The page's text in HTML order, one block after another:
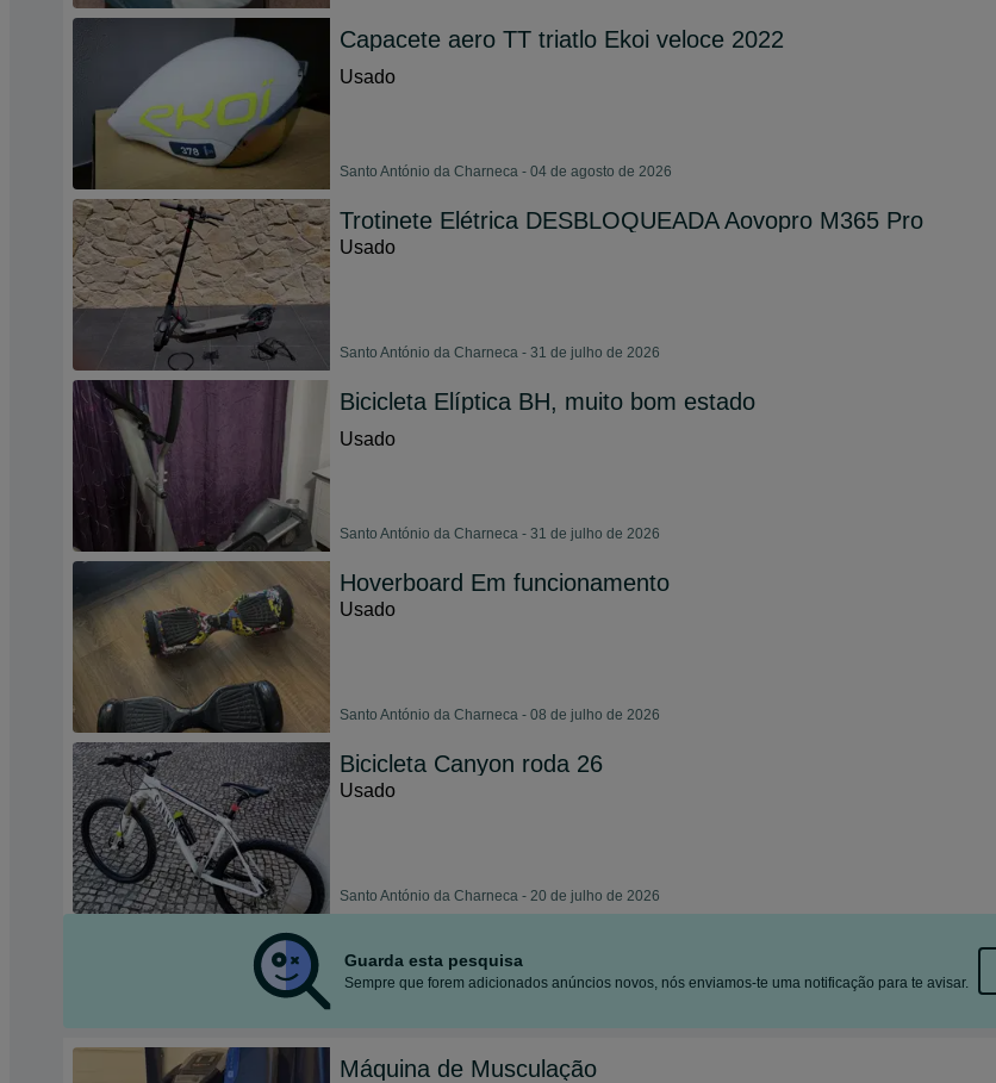
Capacete aero TT triatlo Ekoi veloce 2022
Usado
Santo António da Charneca - 04 de agosto de 2026
Trotinete Elétrica DESBLOQUEADA Aovopro M365 Pro
Usado
Santo António da Charneca - 31 de julho de 2026
Bicicleta Elíptica BH, muito bom estado
Usado
Santo António da Charneca - 31 de julho de 2026
Hoverboard Em funcionamento
Usado
Santo António da Charneca - 08 de julho de 2026
Bicicleta Canyon roda 26
Usado
Santo António da Charneca - 20 de julho de 2026
Guarda esta pesquisa
Sempre que forem adicionados anúncios novos, nós enviamos-te uma notificação para te avisar.
Máquina de Musculação